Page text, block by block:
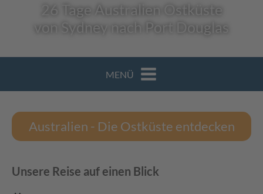
26 Tage Australien Ostküste
von Sydney nach Port Douglas
MENÜ
Australien - Die Ostküste entdecken
Unsere Reise auf einen Blick